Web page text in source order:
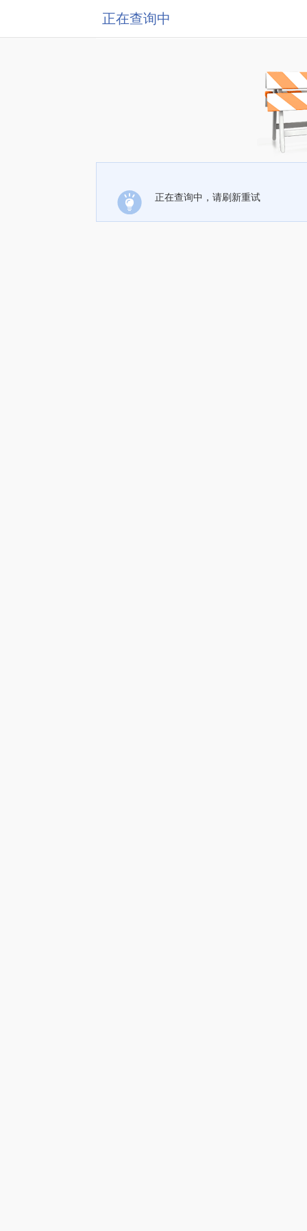
正在查询中
正在查询中，请刷新重试